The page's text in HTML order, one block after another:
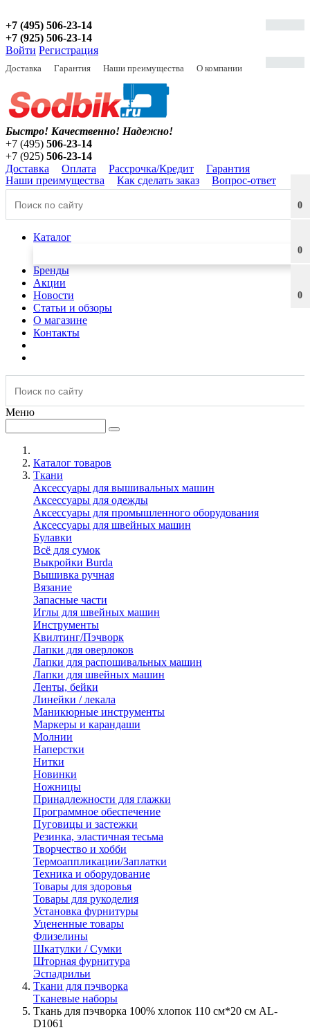
+7 (495) 506-23-14
+7 (925) 506-23-14
Войти Регистрация
Доставка Гарантия Наши преимущества О компании
0
0
0
Быстро! Качественно! Надежно!
+7 (495) 506-23-14
+7 (925) 506-23-14
Доставка
Оплата Рассрочка/Кредит
Гарантия
Наши преимущества
Как сделать заказ Вопрос-ответ
Каталог
Бренды
Акции
Новости
Статьи и обзоры
О магазине
Контакты
Меню
Каталог товаров
Ткани
Аксессуары для вышивальных машин
Аксессуары для одежды
Аксессуары для промышленного оборудования
Аксессуары для швейных машин
Булавки
Всё для сумок
Выкройки Burda
Вышивка ручная
Вязание
Запасные части
Иглы для швейных машин
Инструменты
Квилтинг/Пэчворк
Лапки для оверлоков
Лапки для распошивальных машин
Лапки для швейных машин
Ленты, бейки
Линейки / лекала
Маникюрные инструменты
Маркеры и карандаши
Молнии
Наперстки
Нитки
Новинки
Ножницы
Принадлежности для глажки
Программное обеспечение
Пуговицы и застежки
Резинка, эластичная тесьма
Творчество и хобби
Термоаппликации/Заплатки
Техника и оборудование
Товары для здоровья
Товары для рукоделия
Установка фурнитуры
Уцененные товары
Флизелины
Шкатулки / Сумки
Шторная фурнитура
Эспадрильи
Ткани для пэчворка
Тканевые наборы
Ткань для пэчворка 100% хлопок 110 см*20 см AL-
D1061